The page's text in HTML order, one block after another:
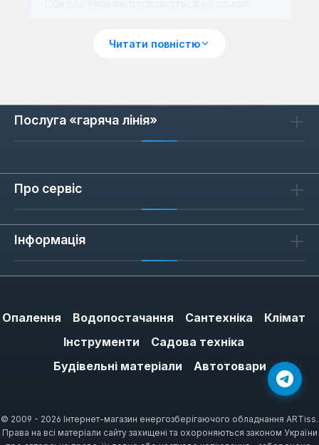
забезпечує адгезію до більшості
Як обрати помаранчеву
аерозольну фарбу
умови експлуатації. Для зовнішніх робіт
витримують перепади температур від -20
до +50 °C. Для внутрішнього декору або
тимчасового маркування підійдуть
зберігається до 2-3 років за умови
Перед нанесенням обов'язково знежирте
поверхню і захистіть сусідні ділянки
Читати повністю
Послуга «гаряча лінія»
Про сервіс
Інформація
Опалення Водопостачання Сантехніка
Клімат
Інструменти
Садова техніка
Будівельні матеріали
Автотовари
© 2009 - 2026 Інтернет-магазин енергозберігаючого обладнання ARTiss.
Права на всі матеріали сайту захищені та охороняються законом України